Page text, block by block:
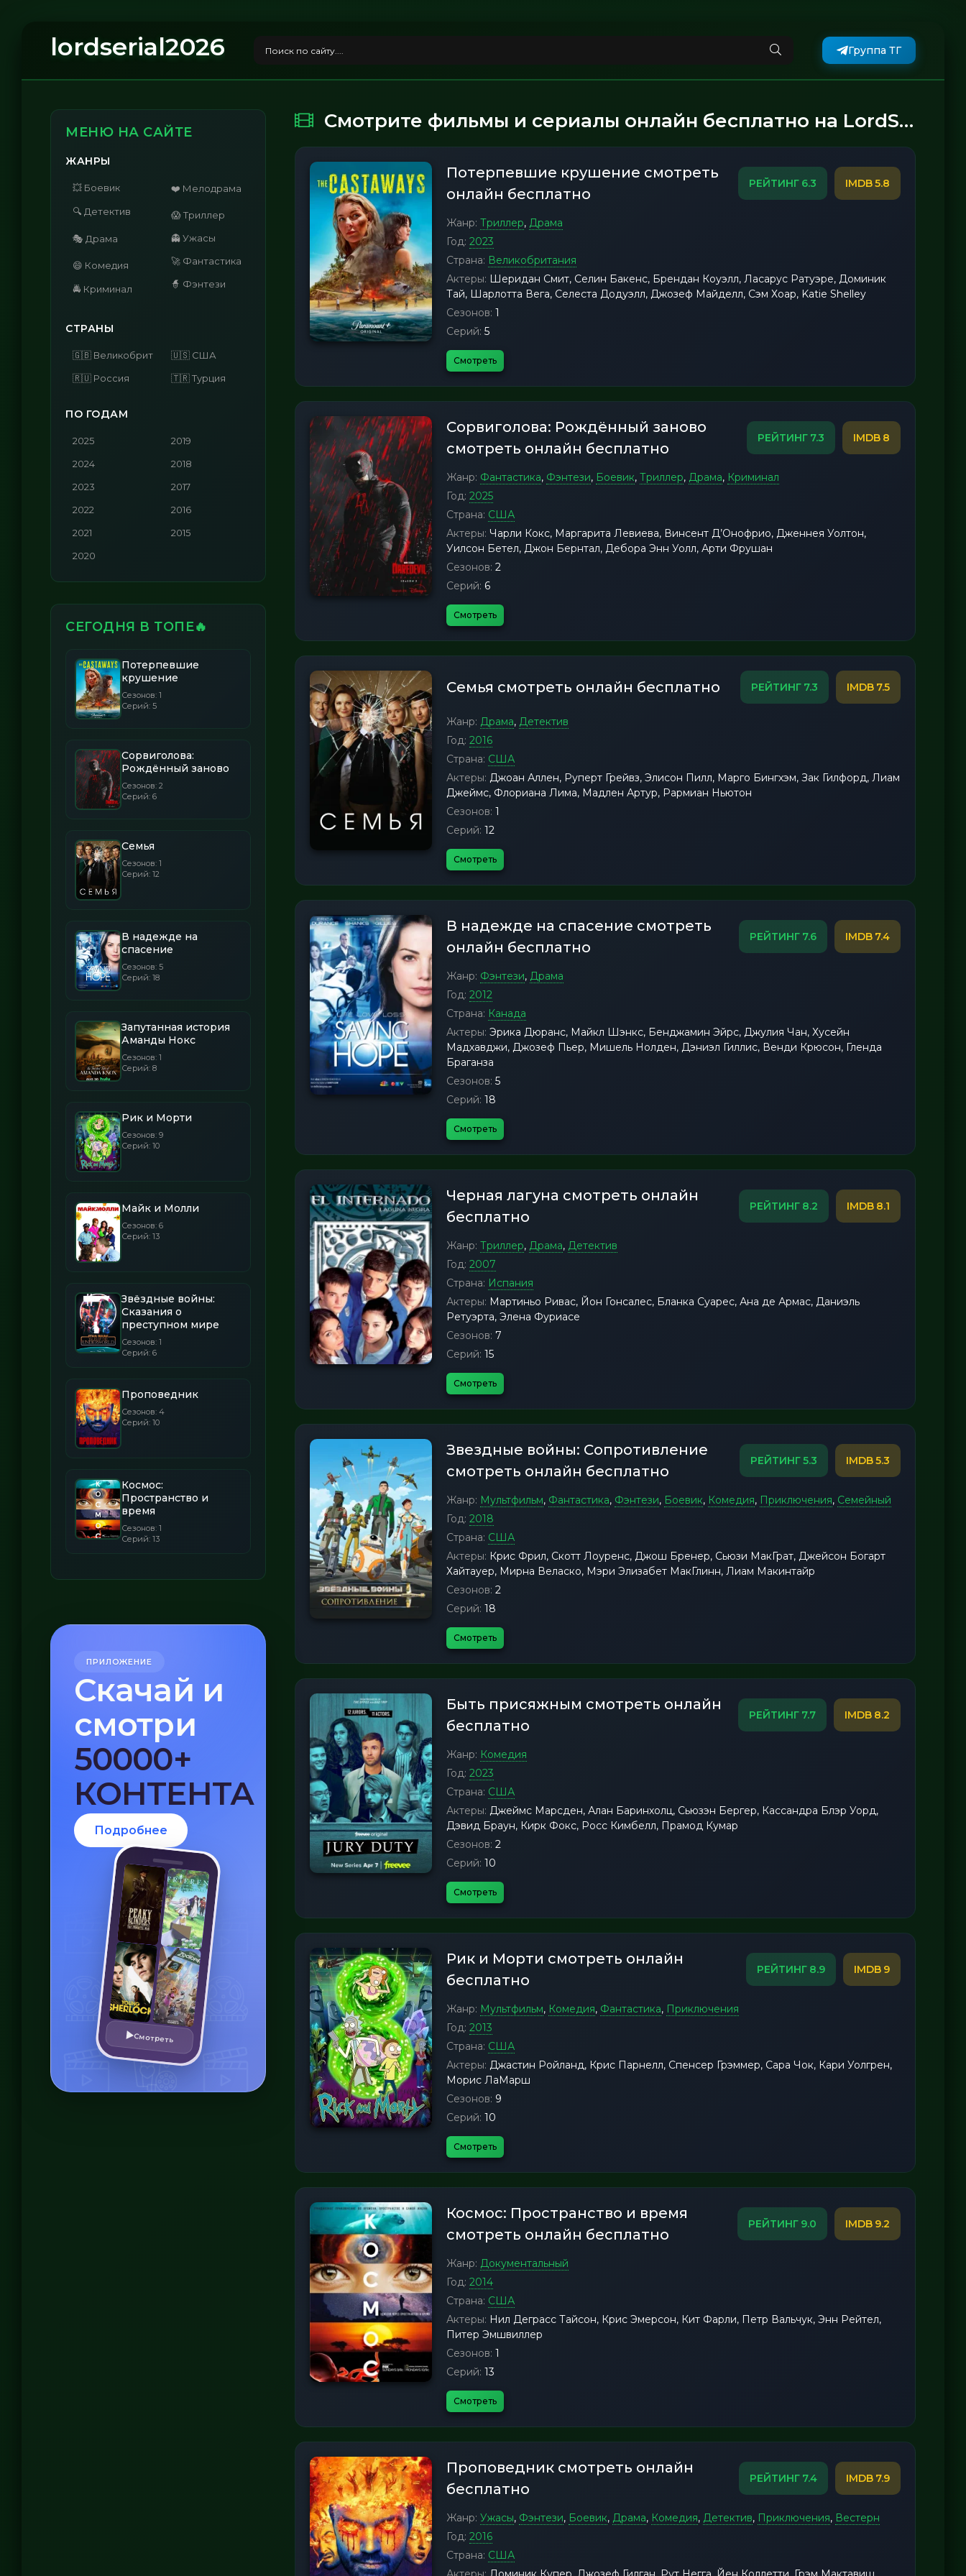
lordserial2026 Группа ТГ
МЕНЮ НА САЙТЕ
ЖАНРЫ
💥 Боевик
🔍 Детектив
🎭 Драма
😄 Комедия
🚔 Криминал
❤️ Мелодрама
😱 Триллер
👻 Ужасы
🚀 Фантастика
🧙 Фэнтези
СТРАНЫ
🇬🇧 Великобритания
🇷🇺 Россия
🇺🇸 США
🇹🇷 Турция
ПО ГОДАМ
2025
2024
2023
2022
2021
2020
2019
2018
2017
2016
2015
СЕГОДНЯ В ТОПЕ🔥
Потерпевшие
крушение
Сезонов: 1
Серий: 5
Сорвиголова:
Рождённый заново
Сезонов: 2
Серий: 6
Семья
Сезонов: 1
Серий: 12
В надежде на
спасение
Сезонов: 5
Серий: 18
Запутанная история
Аманды Нокс
Сезонов: 1
Серий: 8
Рик и Морти
Сезонов: 9
Серий: 10
Майк и Молли
Сезонов: 6
Серий: 13
Звёздные войны:
Сказания о
преступном мире
Сезонов: 1
Серий: 6
Проповедник
Сезонов: 4
Серий: 10
Космос:
Пространство и
время
Сезонов: 1
Серий: 13
ПРИЛОЖЕНИЕ
Скачай и
смотри
БЕЗ VPN
Подробнее
Смотреть
Смотрите фильмы и сериалы онлайн бесплатно на LordSerial2026.buzz
Потерпевшие крушение смотреть
онлайн бесплатно
6.3 5.8
Жанр: Триллер, Драма
Год: 2023
Страна: Великобритания
Актеры: Шеридан Смит, Селин Бакенс, Брендан Коуэлл, Ласарус Ратуэре, Доминик
Тай, Шарлотта Вега, Селеста Додуэлл, Джозеф Майделл, Сэм Хоар, Katie Shelley
Сезонов: 1
Серий: 5
Смотреть
Сорвиголова: Рождённый заново
смотреть онлайн бесплатно
7.3 8
Жанр: Фантастика, Фэнтези, Боевик, Триллер, Драма, Криминал
Год: 2025
Страна: США
Актеры: Чарли Кокс, Маргарита Левиева, Винсент Д’Онофрио, Дженнея Уолтон,
Уилсон Бетел, Джон Бернтал, Дебора Энн Уолл, Арти Фрушан
Сезонов: 2
Серий: 6
Смотреть
Семья смотреть онлайн бесплатно 7.3 7.5
Жанр: Драма, Детектив
Год: 2016
Страна: США
Актеры: Джоан Аллен, Руперт Грейвз, Элисон Пилл, Марго Бингхэм, Зак Гилфорд, Лиам
Джеймс, Флориана Лима, Мадлен Артур, Рармиан Ньютон
Сезонов: 1
Серий: 12
Смотреть
В надежде на спасение смотреть
онлайн бесплатно
7.6 7.4
Жанр: Фэнтези, Драма
Год: 2012
Страна: Канада
Актеры: Эрика Дюранс, Майкл Шэнкс, Бенджамин Эйрс, Джулия Чан, Хусейн
Мадхавджи, Джозеф Пьер, Мишель Нолден, Дэниэл Гиллис, Венди Крюсон, Гленда
Браганза
Сезонов: 5
Серий: 18
Смотреть
Черная лагуна смотреть онлайн
бесплатно
8.2 8.1
Жанр: Триллер, Драма, Детектив
Год: 2007
Страна: Испания
Актеры: Мартиньо Ривас, Йон Гонсалес, Бланка Суарес, Ана де Армас, Даниэль
Ретуэрта, Элена Фуриасе
Сезонов: 7
Серий: 15
Смотреть
Звездные войны: Сопротивление
смотреть онлайн бесплатно
5.3 5.3
Жанр: Мультфильм, Фантастика, Фэнтези, Боевик, Комедия, Приключения, Семейный
Год: 2018
Страна: США
Актеры: Крис Фрил, Скотт Лоуренс, Джош Бренер, Сьюзи МакГрат, Джейсон Богарт
Хайтауер, Мирна Веласко, Мэри Элизабет МакГлинн, Лиам Макинтайр
Сезонов: 2
Серий: 18
Смотреть
Быть присяжным смотреть онлайн
бесплатно
7.7 8.2
Жанр: Комедия
Год: 2023
Страна: США
Актеры: Джеймс Марсден, Алан Баринхолц, Сьюзэн Бергер, Кассандра Блэр Уорд,
Дэвид Браун, Кирк Фокс, Росс Кимбелл, Прамод Кумар
Сезонов: 2
Серий: 10
Смотреть
Рик и Морти смотреть онлайн
бесплатно
8.9 9
Жанр: Мультфильм, Комедия, Фантастика, Приключения
Год: 2013
Страна: США
Актеры: Джастин Ройланд, Крис Парнелл, Спенсер Грэммер, Сара Чок, Кари Уолгрен,
Морис ЛаМарш
Сезонов: 9
Серий: 10
Смотреть
Космос: Пространство и время
смотреть онлайн бесплатно
9.0 9.2
Жанр: Документальный
Год: 2014
Страна: США
Актеры: Нил Деграсс Тайсон, Крис Эмерсон, Кит Фарли, Петр Вальчук, Энн Рейтел,
Питер Эмшвиллер
Сезонов: 1
Серий: 13
Смотреть
Проповедник смотреть онлайн
бесплатно
7.4 7.9
Жанр: Ужасы, Фэнтези, Боевик, Драма, Комедия, Детектив, Приключения, Вестерн
Год: 2016
Страна: США